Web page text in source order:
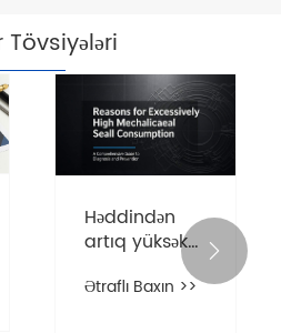
Tövsiyələri
Həddindən
artıq yüksək
sızdırmazlıq
Ətraflı Baxın >>
